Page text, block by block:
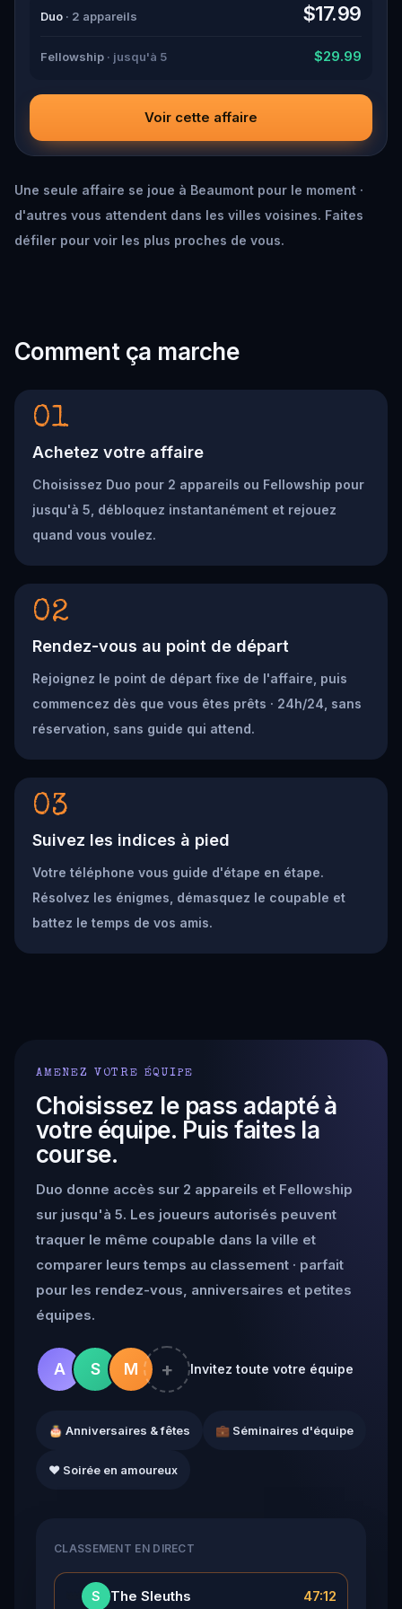
Duo · 2 appareils $17.99
Fellowship · jusqu'à 5 $29.99
Voir cette affaire
Une seule affaire se joue à Beaumont pour le moment ·
d'autres vous attendent dans les villes voisines. Faites
défiler pour voir les plus proches de vous.
Comment ça marche
01
Achetez votre affaire
Choisissez Duo pour 2 appareils ou Fellowship pour
jusqu'à 5, débloquez instantanément et rejouez
quand vous voulez.
02
Rendez-vous au point de départ
Rejoignez le point de départ fixe de l'affaire, puis
commencez dès que vous êtes prêts · 24h/24, sans
réservation, sans guide qui attend.
03
Suivez les indices à pied
Votre téléphone vous guide d'étape en étape.
Résolvez les énigmes, démasquez le coupable et
battez le temps de vos amis.
AMENEZ VOTRE ÉQUIPE
Choisissez le pass adapté à
votre équipe. Puis faites la
course.
Duo donne accès sur 2 appareils et Fellowship
sur jusqu'à 5. Les joueurs autorisés peuvent
traquer le même coupable dans la ville et
comparer leurs temps au classement · parfait
pour les rendez-vous, anniversaires et petites
équipes.
A S M + Invitez toute votre équipe
🎂 Anniversaires & fêtes 💼 Séminaires d'équipe
❤️ Soirée en amoureux
CLASSEMENT EN DIRECT
S The Sleuths 47:12